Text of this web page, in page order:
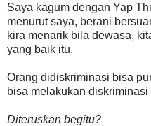
Saya kagum dengan Yap
menurut saya, berani
kira menarik bila dewasa,
yang baik itu.
Orang didiskriminasi bisa
bisa melakukan
Diteruskan begitu?